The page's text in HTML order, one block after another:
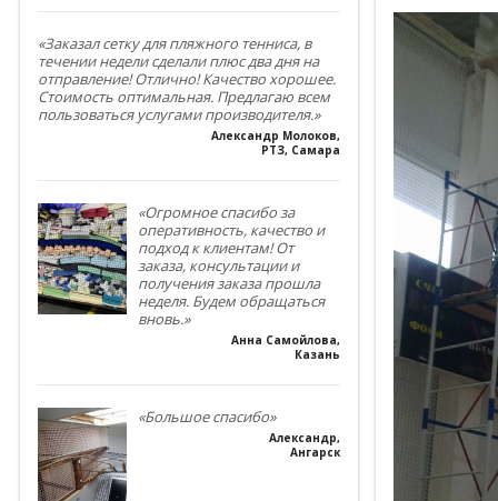
«Заказал сетку для пляжного тенниса, в
течении недели сделали плюс два дня на
отправление! Отлично! Качество хорошее.
Стоимость оптимальная. Предлагаю всем
пользоваться услугами производителя.»
Александр Молоков,
РТЗ, Самара
«Огромное спасибо за
оперативность, качество и
подход к клиентам! От
заказа, консультации и
получения заказа прошла
неделя. Будем обращаться
вновь.»
Анна Самойлова,
Казань
«Большое спасибо»
Александр,
Ангарск